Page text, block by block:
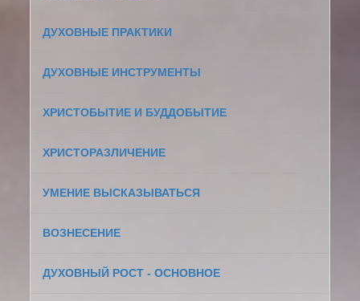
ДУХОВНЫЕ ПРАКТИКИ
ДУХОВНЫЕ ИНСТРУМЕНТЫ
ХРИСТОБЫТИЕ И БУДДОБЫТИЕ
ХРИСТОРАЗЛИЧЕНИЕ
УМЕНИЕ ВЫСКАЗЫВАТЬСЯ
ВОЗНЕСЕНИЕ
ДУХОВНЫЙ РОСТ - ОСНОВНОЕ